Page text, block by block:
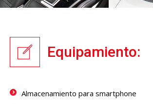
Equipamiento:
Almacenamiento para smartphone